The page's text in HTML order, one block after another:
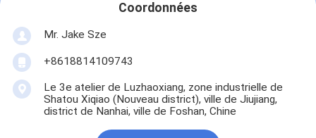
Coordonnées
Mr. Jake Sze
+8618814109743
Le 3e atelier de Luzhaoxiang, zone industrielle de
Shatou Xiqiao (Nouveau district), ville de Jiujiang,
district de Nanhai, ville de Foshan, Chine